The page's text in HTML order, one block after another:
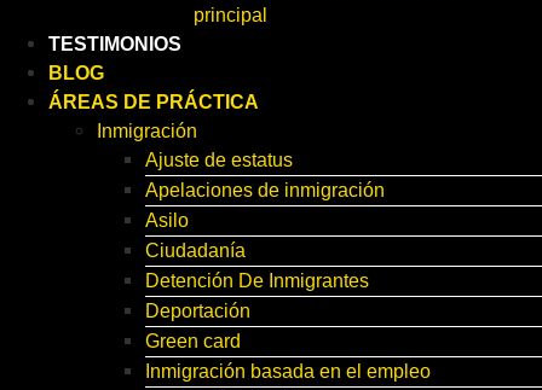
principal
TESTIMONIOS
BLOG
ÁREAS DE PRÁCTICA
Inmigración
Ajuste de estatus
Apelaciones de inmigración
Asilo
Ciudadanía
Detención De Inmigrantes
Deportación
Green card
Inmigración basada en el empleo